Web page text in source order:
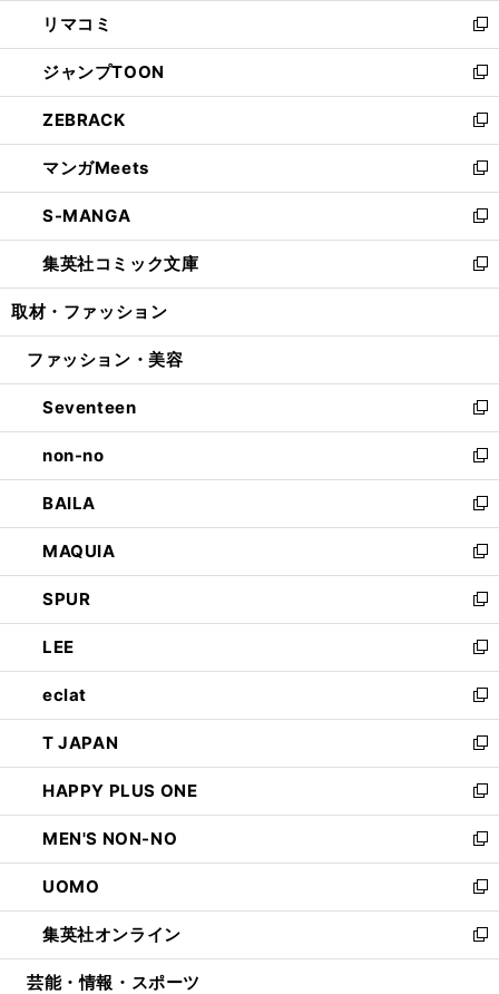
で
開
く
ド
ウ
で
開
く
ィ
ン
ド
ウ
で
開
く
し
い
ウ
ィ
ン
ド
ウ
で
開
く
リマコミ
新
し
い
ウ
ィ
ン
ド
ウ
で
開
く
ジャンプTOON
新
し
い
ウ
ィ
ン
ド
ウ
で
開
ZEBRACK
新
し
い
ウ
ィ
ン
ド
ウ
開
マンガMeets
新
し
い
ウ
ィ
ン
ウ
開
く
S-MANGA
新
し
い
ウ
ン
ウ
で
開
く
集英社コミック文庫
新
し
ウ
ン
ド
ウ
で
開
く
取材・ファッション
ファッション・美容
Seventeen
新
し
い
ウ
ィ
ン
ド
ウ
で
開
く
non-no
新
し
い
ウ
ィ
ン
ド
ウ
で
開
く
BAILA
新
し
い
ウ
ィ
ン
ド
ウ
で
開
く
MAQUIA
新
し
い
ウ
ィ
ン
ド
ウ
で
開
く
SPUR
新
し
い
ウ
ィ
ン
ド
ウ
で
開
く
LEE
新
し
い
ウ
ィ
ン
ド
ウ
で
開
く
eclat
新
し
い
ウ
ィ
ン
ド
ウ
で
開
く
T JAPAN
新
し
い
ウ
ィ
ン
ド
ウ
で
開
HAPPY PLUS ONE
新
し
い
ウ
ィ
ン
ド
ウ
MEN'S NON-NO
新
し
い
ウ
ィ
ン
UOMO
新
し
い
ウ
集英社オンライン
新
し
芸能・情報・スポーツ